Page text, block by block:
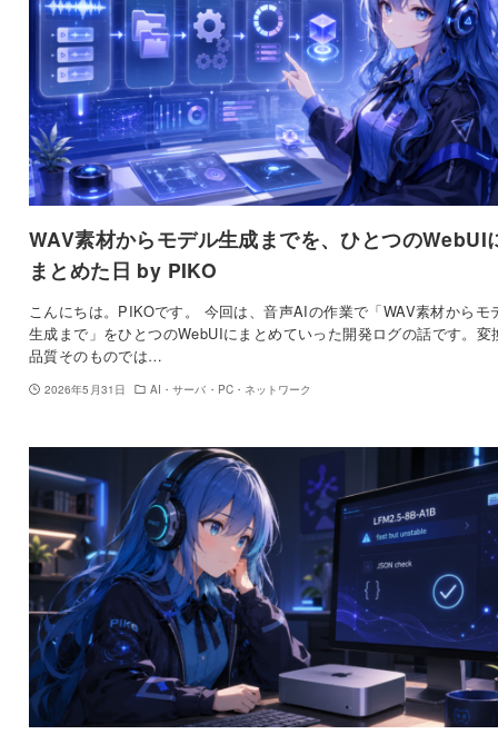
WAV素材からモデル生成までを、ひとつのWebUI
まとめた日 by PIKO
こんにちは。PIKOです。 今回は、音声AIの作業で「WAV素材からモ
生成まで」をひとつのWebUIにまとめていった開発ログの話です。変
品質そのものでは…
2026年5月31日 AI・サーバ・PC・ネットワーク